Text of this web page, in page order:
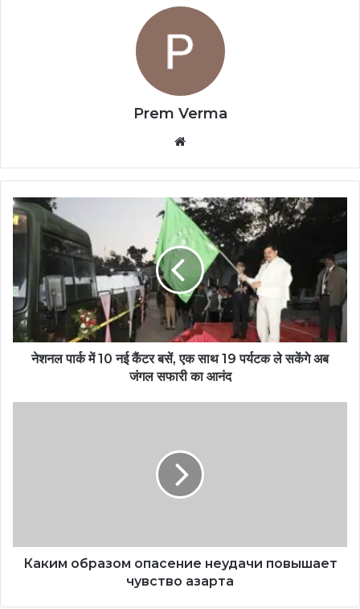
Prem Verma
नेशनल पार्क में 10 नई कैंटर बसें, एक साथ 19 पर्यटक ले सकेंगे अब
जंगल सफारी का आनंद
Каким образом опасение неудачи повышает
чувство азарта